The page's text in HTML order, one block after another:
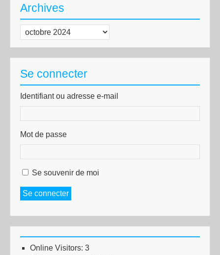
Archives
Archives
Se connecter
Identifiant ou adresse e-mail
Mot de passe
Se souvenir de moi
Se connecter
Online Visitors: 3